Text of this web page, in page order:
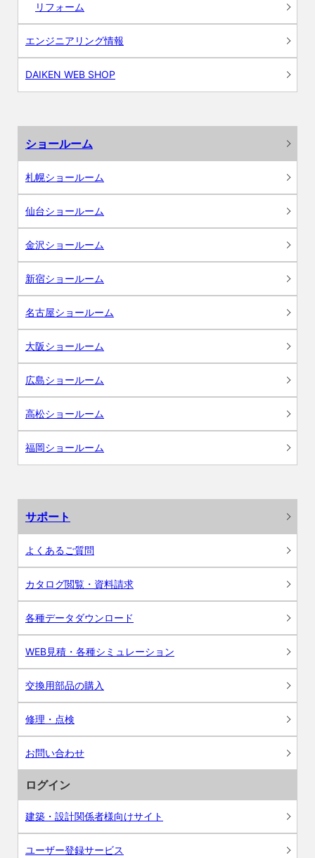
リフォーム
エンジニアリング情報
DAIKEN WEB SHOP
ショールーム
札幌ショールーム
仙台ショールーム
金沢ショールーム
新宿ショールーム
名古屋ショールーム
大阪ショールーム
広島ショールーム
高松ショールーム
福岡ショールーム
サポート
よくあるご質問
カタログ閲覧・資料請求
各種データダウンロード
WEB見積・各種シミュレーション
交換用部品の購入
修理・点検
お問い合わせ
ログイン
建築・設計関係者様向けサイト
ユーザー登録サービス